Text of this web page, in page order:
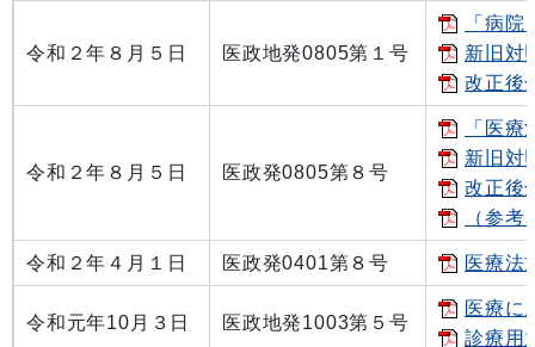
令和２年８月５日 医政地発0805第１号
「病
新旧対
改正後
令和２年８月５日 医政発0805第８号
「医
新旧対
改正後
（参
令和２年４月１日 医政発0401第８号 医療法
令和元年10月３日 医政地発1003第５号
医療に
診療用